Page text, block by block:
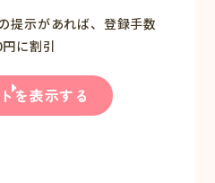
提示があれば、登録手数
に割引
を表示する